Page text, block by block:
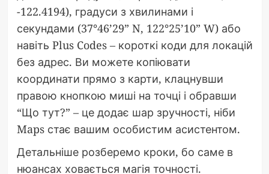
-122.4194), градуси з хвилинами і
секундами (37°46’29” N, 122°25’10” W) або
навіть Plus Codes – короткі коди для локацій
без адрес. Ви можете копіювати
координати прямо з карти, клацнувши
правою кнопкою миші на точці і обравши
“Що тут?” – це додає шар зручності, ніби
Maps стає вашим особистим асистентом.
Детальніше розберемо кроки, бо саме в
нюансах ховається магія точності.